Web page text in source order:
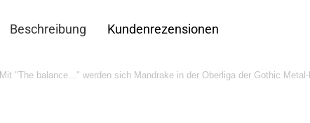
Beschreibung Kundenrezensionen
Mit "The balance..." werden sich Mandrake in der Oberliga der Gothic